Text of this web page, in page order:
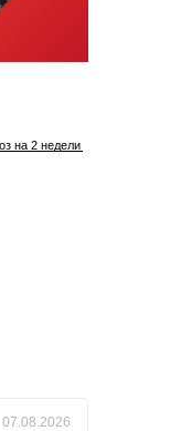
07.08.2026